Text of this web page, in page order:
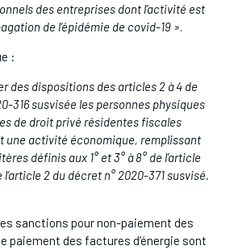
des entreprises dont l’activité est
de l’épidémie de covid-19 ».
:
des dispositions des articles 2 à 4 de
316 susvisée les personnes physiques
de droit privé résidentes fiscales
une activité économique, remplissant
définis aux 1° et 3° à 8° de l’article
l’article 2 du décret n° 2020-371 susvisé.
sanctions pour non-paiement des
paiement des factures d’énergie sont